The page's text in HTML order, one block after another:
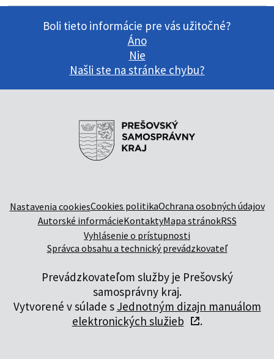
Boli tieto informácie pre vás užitočné?
Áno
Nie
Našli ste na stránke chybu?
Nastavenia cookiesCookies politikaOchrana osobných údajov
Autorské informácieKontaktyMapa stránokRSS
Vyhlásenie o prístupnosti
Správca obsahu a technický prevádzkovateľ
Prevádzkovateľom služby je Prešovský
samosprávny kraj.
Vytvorené v súlade s Jednotným dizajn manuálom
elektronických služieb
.